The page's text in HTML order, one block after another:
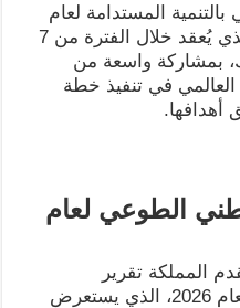
المستدامة لعام
2026، التابع للأمم المتحدة، والذي يُعقد خلال الفترة من 7
بمشاركة واسعة من
العالمي في تنفيذ خطة
الطوعي لعام
المملكة تقرير
الاستعراض الوطني الطوعي لعام 2026، الذي يستعرض